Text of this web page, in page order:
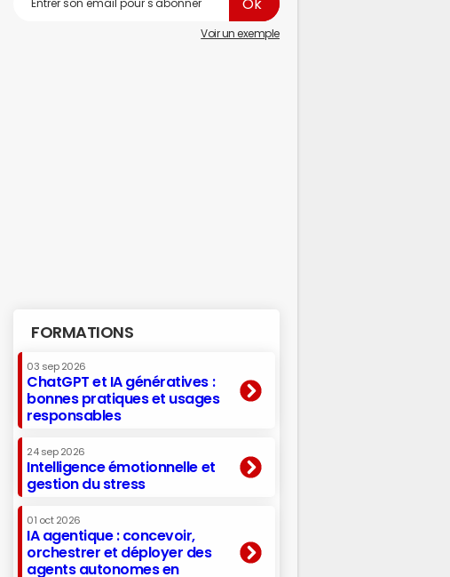
Voir un exemple
FORMATIONS
03 sep 2026
ChatGPT et IA génératives :
bonnes pratiques et usages
responsables
24 sep 2026
Intelligence émotionnelle et
gestion du stress
01 oct 2026
IA agentique : concevoir,
orchestrer et déployer des
agents autonomes en